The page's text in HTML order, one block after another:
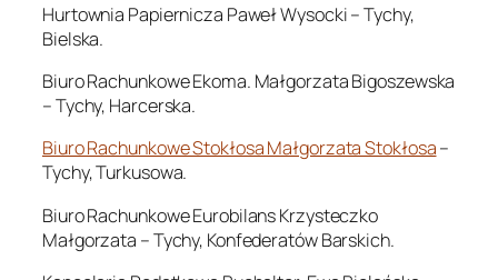
Hurtownia Papiernicza Paweł Wysocki – Tychy,
Bielska.
Biuro Rachunkowe Ekoma. Małgorzata Bigoszewska
– Tychy, Harcerska.
Biuro Rachunkowe Stokłosa Małgorzata Stokłosa–
Tychy, Turkusowa.
Biuro Rachunkowe Eurobilans Krzysteczko
Małgorzata – Tychy, Konfederatów Barskich.